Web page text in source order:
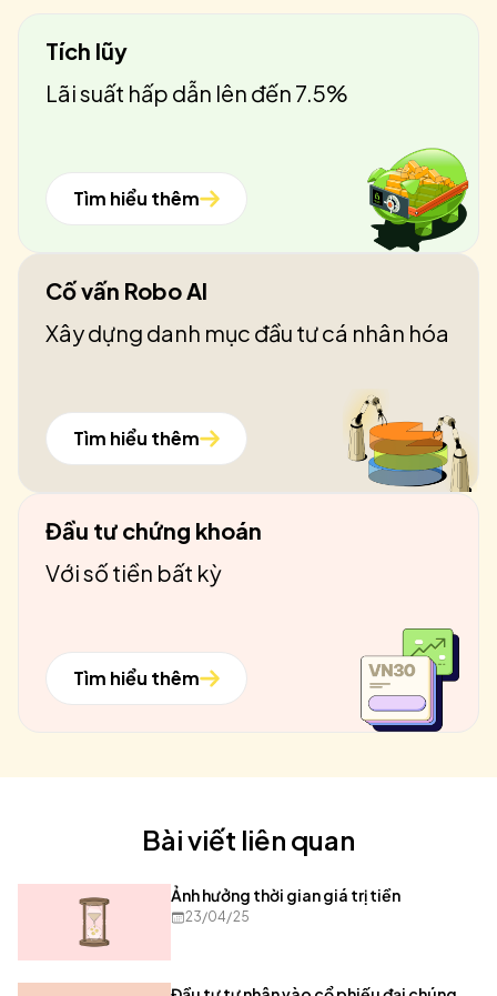
Tích lũy
Lãi suất hấp dẫn lên đến 7.5%
Tìm hiểu thêm
Cố vấn Robo AI
Xây dựng danh mục đầu tư cá nhân hóa
Tìm hiểu thêm
Đầu tư chứng khoán
Với số tiền bất kỳ
Tìm hiểu thêm
Bài viết liên quan
Ảnh hưởng thời gian giá trị tiền
23/04/25